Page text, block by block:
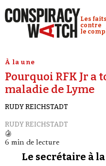
Les faits
contre
le
Analyses
Revues
À la une
Pourquoi RFK Jr a
maladie de Lyme
RUDY REICHSTADT
RUDY REICHSTADT
6 min de lecture
Le secrétaire à